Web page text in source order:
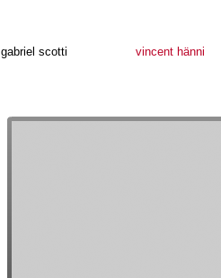
vincent hänni
gabriel scotti